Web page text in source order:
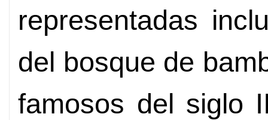
representadas
del bosque de
famosos del siglo